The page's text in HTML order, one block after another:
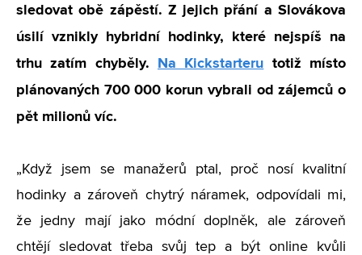
sledovat obě zápěstí. Z jejich přání a Slovákova
úsilí vznikly hybridní hodinky, které nejspíš na
trhu zatím chyběly. Na Kickstarteru totiž místo
plánovaných 700 000 korun vybrali od zájemců o
pět milionů víc.
„Když jsem se manažerů ptal, proč nosí kvalitní
hodinky a zároveň chytrý náramek, odpovídali mi,
že jedny mají jako módní doplněk, ale zároveň
chtějí sledovat třeba svůj tep a být online kvůli